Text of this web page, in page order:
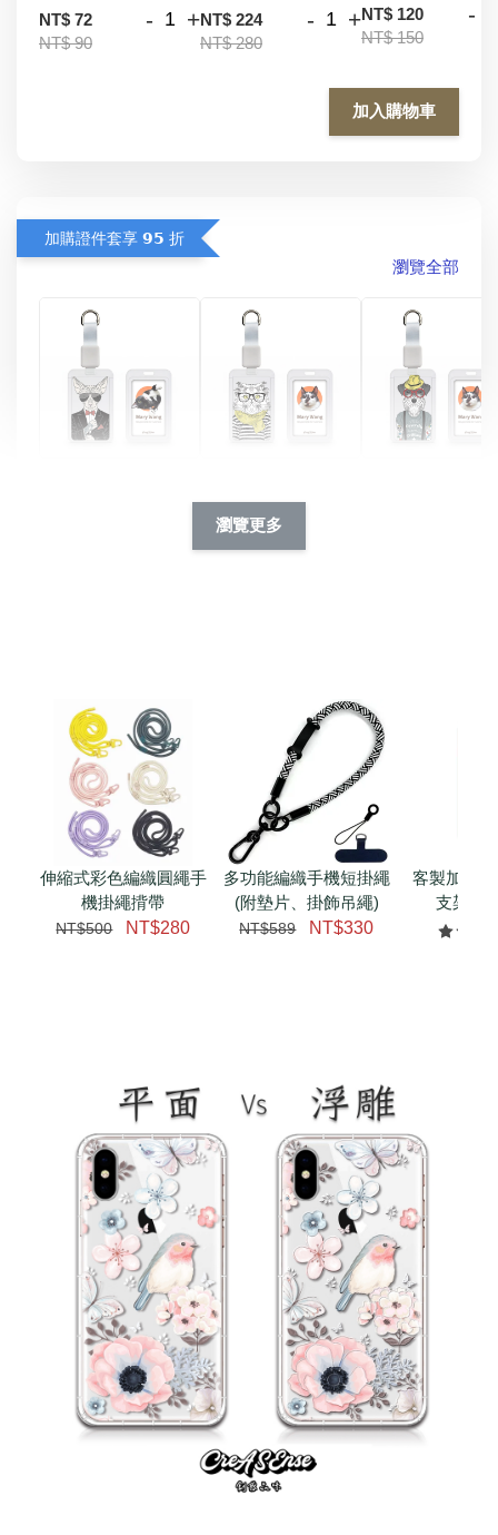
NT$ 72
NT$ 90
- +NT$ 224
NT$ 280
- +NT$ 120
NT$ 150
-
加入購物車
加購證件套享 𝟵𝟱 折
瀏覽全部
件套(附伸縮卡扣)
CSAA05
加入購物車
加購配件包折 $𝟯𝟬
瀏覽全部
視化妝包
NT$ 129
NT$ 159
-
大眼睛透氣網眼透
視束口斜背包
NT$ 159
NT$ 189
- +
大眼睛透氣網
視手提沙灘包
NT$ 219
NT$ 249
加入購物車
瀏覽更多
瀏覽更多
伸縮式彩色編織圓繩手
機掛繩揹帶
NT$500 NT$280
多功能編織手機短掛繩
(附墊片、掛飾吊繩)
NT$589 NT$330
客製加購
支架 腕